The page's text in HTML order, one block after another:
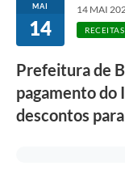
MAI
14
14 MAI
RECEITAS
Prefeitura de
pagamento do
descontos